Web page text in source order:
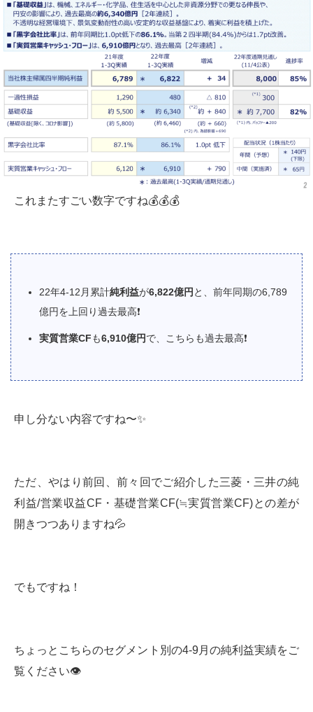
これまたすごい数字ですね💰💰💰
22年4-12月累計純利益が6,822億円 と、前年同期の6,789
億円を上回り過去最高❗️
実質営業CFも6,910億円で、こちらも過去最高❗️
申し分ない内容ですね〜✨
ただ、やはり前回、前々回でご紹介した三菱・三井の純
利益/営業収益CF・基礎営業CF(≒実質営業CF)との差が
開きつつありますね💦
でもですね！
ちょっとこちらのセグメント別の4-9月の純利益実績をご
覧ください👁